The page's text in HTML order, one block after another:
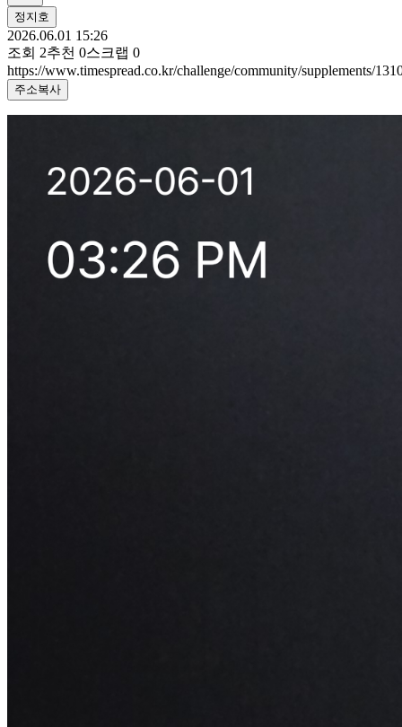
정지호
2026.06.01 15:26
조회 2추천 0스크랩 0
https://www.timespread.co.kr/challenge/community/supplements/
주소복사